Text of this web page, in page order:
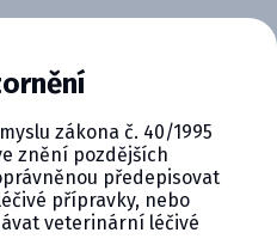
zákona č. 40/1995
znění pozdějších
předepisovat
přípravky, nebo
veterinární léčivé